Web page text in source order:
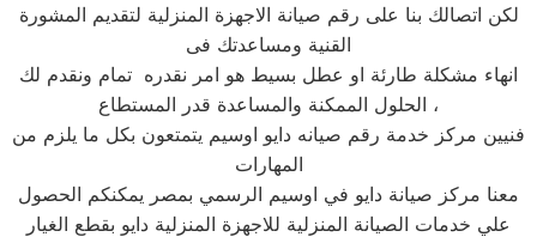
لكن اتصالك بنا على رقم صيانة الاجهزة المنزلية لتقديم المشورة
القنية ومساعدتك فى
انهاء مشكلة طارئة او عطل بسيط هو امر نقدره تمام ونقدم لك
الحلول الممكنة والمساعدة قدر المستطاع ،
فنيين مركز خدمة رقم صيانه دايو اوسيم يتمتعون بكل ما يلزم من
المهارات
معنا مركز صيانة دايو في اوسيم الرسمي بمصر يمكنكم الحصول
علي خدمات الصيانة المنزلية للاجهزة المنزلية دايو بقطع الغيار